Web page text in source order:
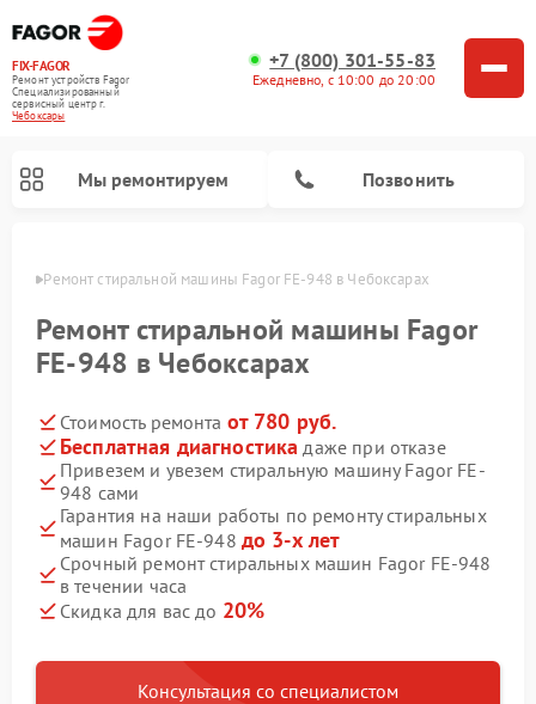
FIX-FAGOR
Ремонт устройств Fagor
Специализированный
cервисный центр г.
Чебоксары
+7 (800) 301-55-83
Ежедневно, с 10:00 до 20:00
Мы ремонтируем Позвонить
Ремонт стиральной машины Fagor FE-948 в Чебоксарах
Ремонт стиральной машины Fagor
FE-948 в Чебоксарах
Стоимость ремонта от 780 руб.
Бесплатная диагностика даже при отказе
Привезем и увезем стиральную машину Fagor FE-
948 сами
Гарантия на наши работы по ремонту стиральных
машин Fagor FE-948 до 3-х лет
Срочный ремонт стиральных машин Fagor FE-948
в течении часа
Скидка для вас до 20%
Консультация со специалистом